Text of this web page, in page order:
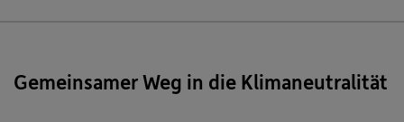
Gemeinsamer Weg in die Klimaneutralität